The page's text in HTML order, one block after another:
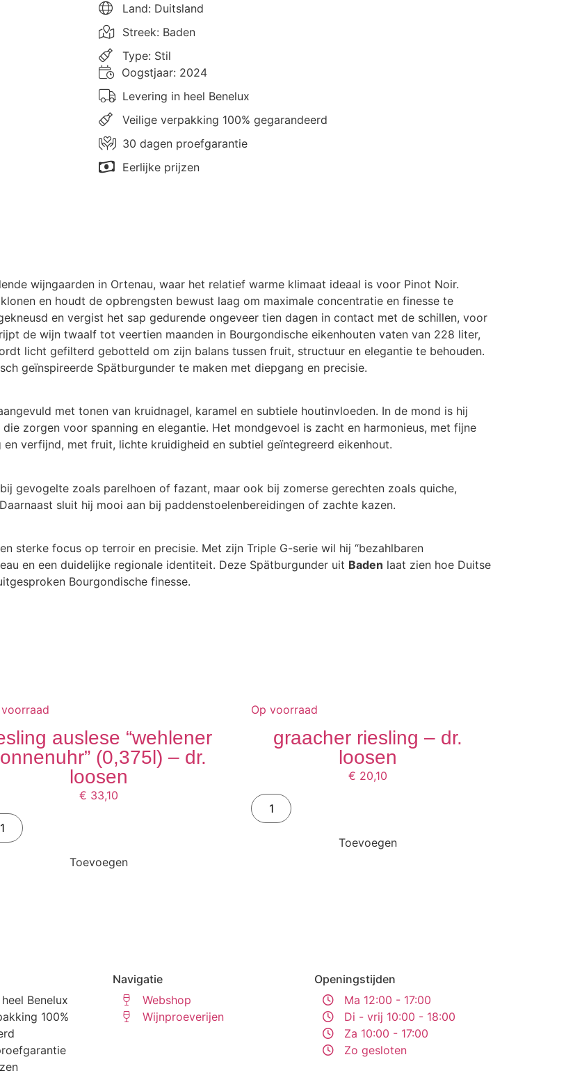
Land: Duitsland
Streek: Baden
Type: Stil
Oogstjaar: 2024
Levering in heel Benelux
Veilige verpakking 100% gegarandeerd
30 dagen proefgarantie
Eerlijke prijzen
wijngaarden in Ortenau, waar het relatief warme klimaat ideaal is voor Pinot Noir.
en houdt de opbrengsten bewust laag om maximale concentratie en finesse te
en vergist het sap gedurende ongeveer tien dagen in contact met de schillen, voor
de wijn twaalf tot veertien maanden in Bourgondische eikenhouten vaten van 228 liter,
licht gefilterd gebotteld om zijn balans tussen fruit, structuur en elegantie te behouden.
geïnspireerde Spätburgunder te maken met diepgang en precisie.
met tonen van kruidnagel, karamel en subtiele houtinvloeden. In de mond is hij
zorgen voor spanning en elegantie. Het mondgevoel is zacht en harmonieus, met fijne
verfijnd, met fruit, lichte kruidigheid en subtiel geïntegreerd eikenhout.
gevogelte zoals parelhoen of fazant, maar ook bij zomerse gerechten zoals quiche,
sluit hij mooi aan bij paddenstoelenbereidingen of zachte kazen.
sterke focus op terroir en precisie. Met zijn Triple G-serie wil hij “bezahlbaren
en een duidelijke regionale identiteit. Deze Spätburgunder uit Baden laat zien hoe Duitse
Bourgondische finesse.
auslese “wehlener
(0,375l) – dr.
loosen
€ 33,10
Toevoegen
Op voorraad
graacher riesling – dr.
loosen
€ 20,10
Toevoegen
Benelux
100%
Navigatie
Webshop
Wijnproeverijen
Openingstijden
Ma 12:00 - 17:00
Di - vrij 10:00 - 18:00
Za 10:00 - 17:00
Zo gesloten